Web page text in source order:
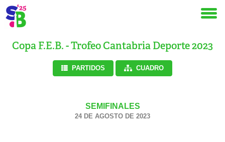
Copa F.E.B. - Trofeo Cantabria Deporte 2023
PARTIDOS CUADRO
SEMIFINALES
24 DE AGOSTO DE 2023